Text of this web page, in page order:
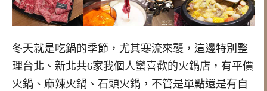
冬天就是吃鍋的季節，尤其寒流來襲，這邊特別整
理台北、新北共6家我個人蠻喜歡的火鍋店，有平價
火鍋、麻辣火鍋、石頭火鍋，不管是單點還是有自